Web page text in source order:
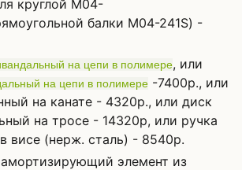
круглой M04-
балки M04-241S) -
на цепи в полимере, или
на цепи в полимере -7400р., или
на канате - 4320р., или диск
на тросе - 14320р, или ручка
висе (нерж. сталь) - 8540р.
элемент из